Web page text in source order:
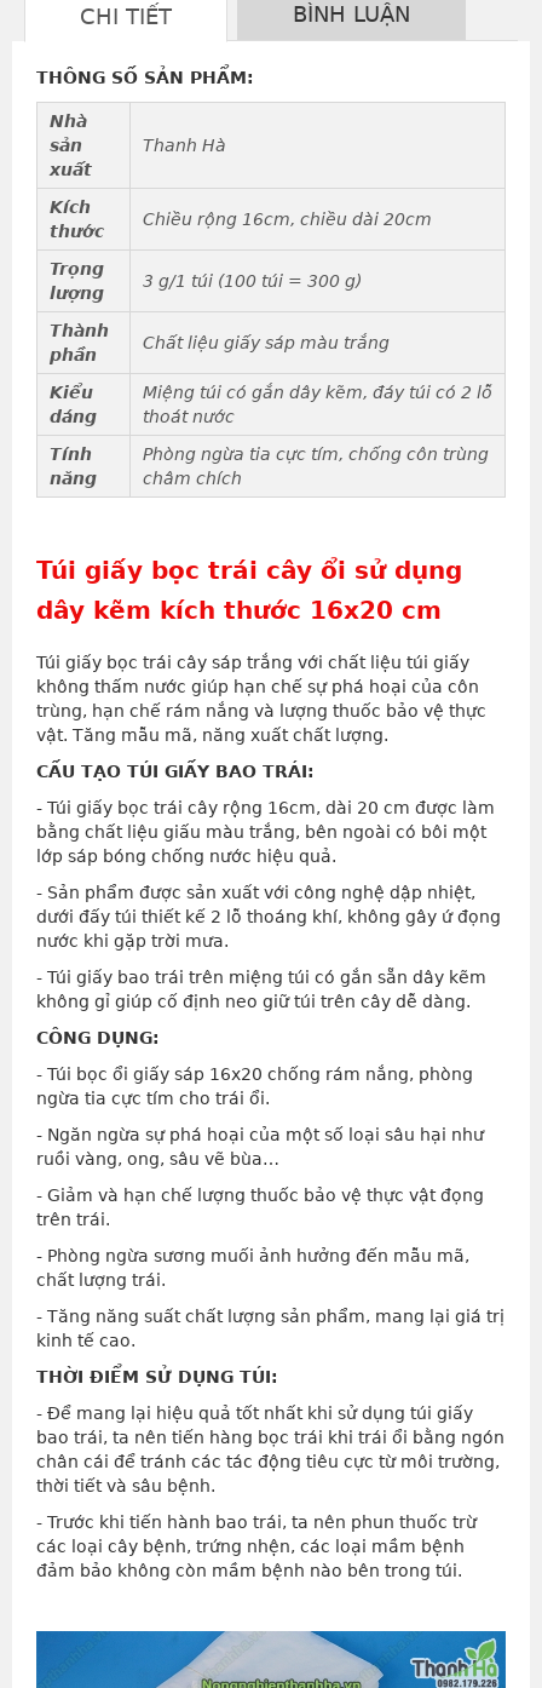
CHI TIẾT BÌNH LUẬN
THÔNG SỐ SẢN PHẨM:
Nhà
sản
xuất
Thanh Hà
Kích
thước
Chiều rộng 16cm, chiều dài 20cm
Trọng
lượng
3 g/1 túi (100 túi = 300 g)
Thành
phần
Chất liệu giấy sáp màu trắng
Kiểu
dáng
Miệng túi có gắn dây kẽm, đáy túi có 2 lỗ
thoát nước
Tính
năng
Phòng ngừa tia cực tím, chống côn trùng
châm chích
Túi giấy bọc trái cây ổi sử dụng
dây kẽm kích thước 16x20 cm
Túi giấy bọc trái cây sáp trắng với chất liệu túi giấy
không thấm nước giúp hạn chế sự phá hoại của côn
trùng, hạn chế rám nắng và lượng thuốc bảo vệ thực
vật. Tăng mẫu mã, năng xuất chất lượng.
CẤU TẠO TÚI GIẤY BAO TRÁI:
- Túi giấy bọc trái cây rộng 16cm, dài 20 cm được làm
bằng chất liệu giấu màu trắng, bên ngoài có bôi một
lớp sáp bóng chống nước hiệu quả.
- Sản phẩm được sản xuất với công nghệ dập nhiệt,
dưới đấy túi thiết kế 2 lỗ thoáng khí, không gây ứ đọng
nước khi gặp trời mưa.
- Túi giấy bao trái trên miệng túi có gắn sẵn dây kẽm
không gỉ giúp cố định neo giữ túi trên cây dễ dàng.
CÔNG DỤNG:
- Túi bọc ổi giấy sáp 16x20 chống rám nắng, phòng
ngừa tia cực tím cho trái ổi.
- Ngăn ngừa sự phá hoại của một số loại sâu hại như
ruồi vàng, ong, sâu vẽ bùa…
- Giảm và hạn chế lượng thuốc bảo vệ thực vật đọng
trên trái.
- Phòng ngừa sương muối ảnh hưởng đến mẫu mã,
chất lượng trái.
- Tăng năng suất chất lượng sản phẩm, mang lại giá trị
kinh tế cao.
THỜI ĐIỂM SỬ DỤNG TÚI:
- Để mang lại hiệu quả tốt nhất khi sử dụng túi giấy
bao trái, ta nên tiến hàng bọc trái khi trái ổi bằng ngón
chân cái để tránh các tác động tiêu cực từ môi trường,
thời tiết và sâu bệnh.
- Trước khi tiến hành bao trái, ta nên phun thuốc trừ
các loại cây bệnh, trứng nhện, các loại mầm bệnh
đảm bảo không còn mầm bệnh nào bên trong túi.